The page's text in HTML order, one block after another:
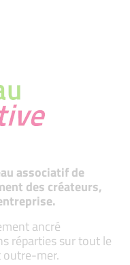
associatif de
des créateurs,
ancré
réparties sur tout le
mer.